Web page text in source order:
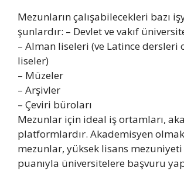
Mezunların çalışabilecekleri bazı
şunlardır: – Devlet ve vakıf
– Alman liseleri (ve Latince dersleri
liseler)
– Müzeler
– Arşivler
– Çeviri büroları
Mezunlar için ideal iş ortamları,
platformlardır. Akademisyen
mezunlar, yüksek lisans mezuniyeti
puanıyla üniversitelere başvuru